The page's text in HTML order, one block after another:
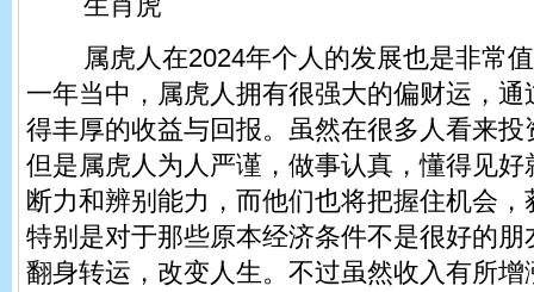
属虎人在2024年个人的发展也是非常值
一年当中，属虎人拥有很强大的偏财运，
得丰厚的收益与回报。虽然在很多人看来
但是属虎人为人严谨，做事认真，懂得见
断力和辨别能力，而他们也将把握住机会
特别是对于那些原本经济条件不是很好的
翻身转运，改变人生。不过虽然收入有所